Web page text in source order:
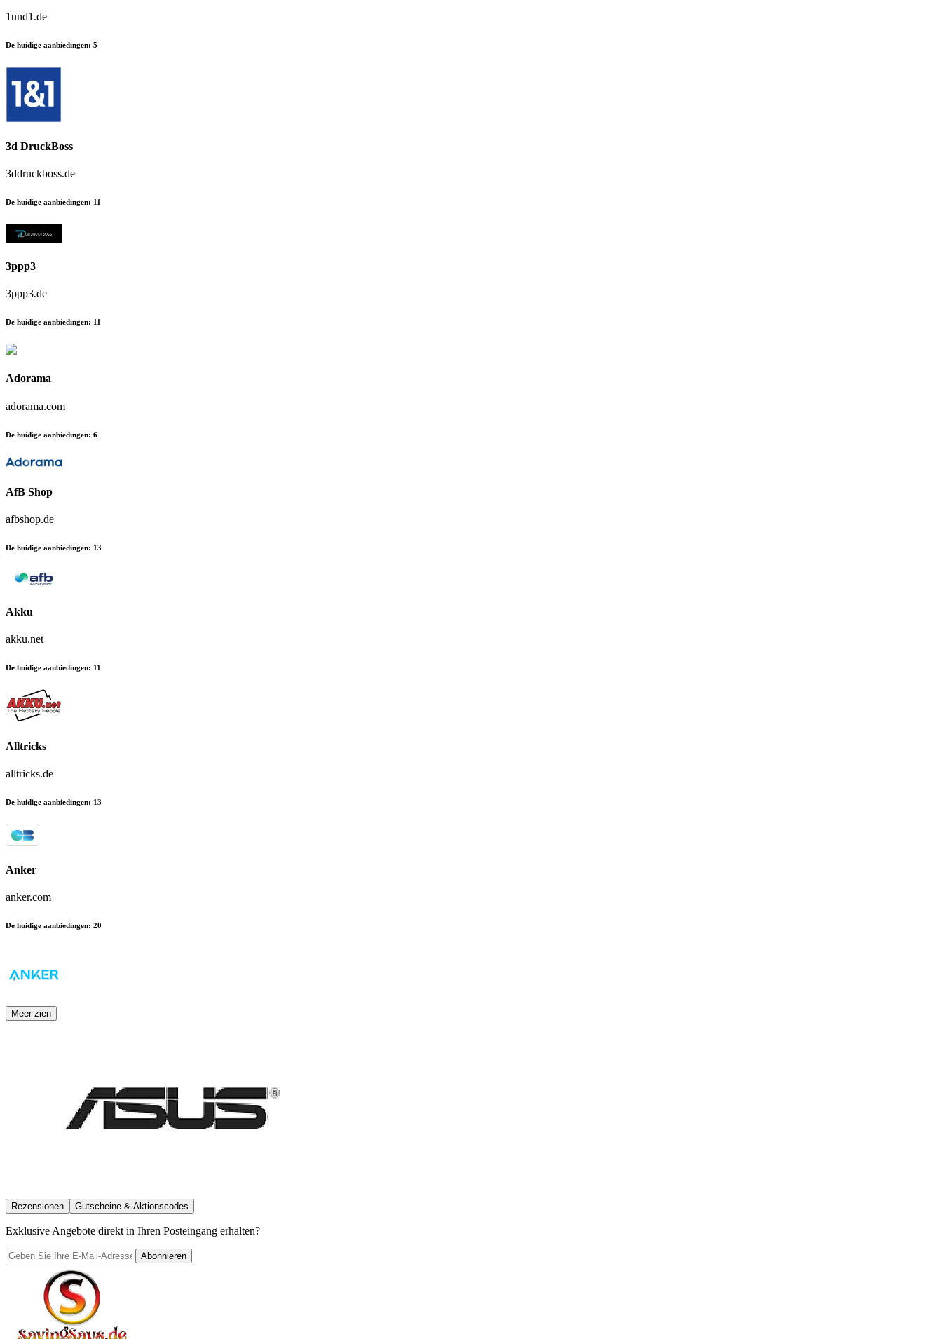
1und1.de
De huidige aanbiedingen: 5
3d DruckBoss
3ddruckboss.de
De huidige aanbiedingen: 11
3ppp3
3ppp3.de
De huidige aanbiedingen: 11
Adorama
adorama.com
De huidige aanbiedingen: 6
AfB Shop
afbshop.de
De huidige aanbiedingen: 13
Akku
akku.net
De huidige aanbiedingen: 11
Alltricks
alltricks.de
De huidige aanbiedingen: 13
Anker
anker.com
De huidige aanbiedingen: 20
Meer zien
Rezensionen Gutscheine & Aktionscodes
Exklusive Angebote direkt in Ihren Posteingang erhalten?
Abonnieren